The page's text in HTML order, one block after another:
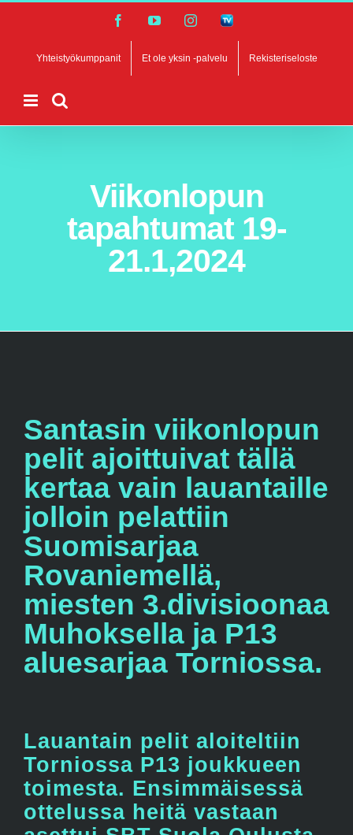
content
FacebookYouTubeInstagramSalibandyTV
Yhteistyökumppanit Et ole yksin -palvelu Rekisteriseloste
Viikonlopun
tapahtumat 19-
21.1,2024
Santasin viikonlopun
pelit ajoittuivat tällä
kertaa vain lauantaille
jolloin pelattiin
Suomisarjaa
Rovaniemellä,
miesten 3.divisioonaa
Muhoksella ja P13
aluesarjaa Torniossa.
Lauantain pelit aloiteltiin
Torniossa P13 joukkueen
toimesta. Ensimmäisessä
ottelussa heitä vastaan